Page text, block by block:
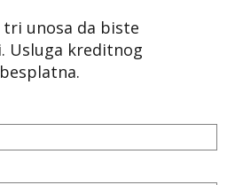
unosa da biste
Usluga kreditnog